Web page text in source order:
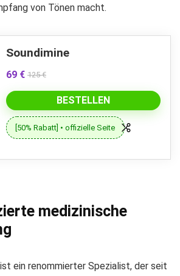
von Tönen macht.
Soundimine
69 € 125 €
BESTELLEN
[50% Rabatt] • offizielle Seite
medizinische
ein renommierter Spezialist, der seit